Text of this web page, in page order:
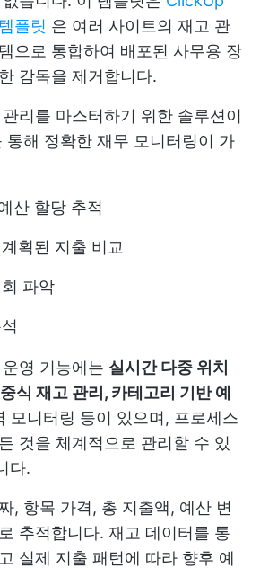
플릿 은 여러 사이트의 재고 관
으로 통합하여 배포된 사무용 장
감독을 제거합니다.
리를 마스터하기 위한 솔루션이
통해 정확한 재무 모니터링이 가
산 할당 추적
획된 지출 비교
파악
영 기능에는 실시간 다중 위치
식 재고 관리, 카테고리 기반 예
모니터링 등이 있으며, 프로세스
것을 체계적으로 관리할 수 있
다.
, 항목 가격, 총 지출액, 예산 변
추적합니다. 재고 데이터를 통
실제 지출 패턴에 따라 향후 예